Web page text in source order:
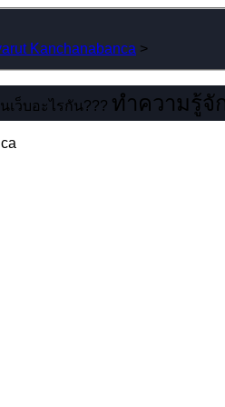
Kanchanabanca >
เว็บอะไรกัน??? ทำความรู้จั